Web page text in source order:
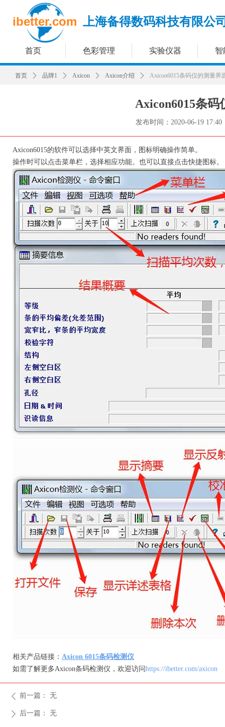
首页 色彩管理 实验仪器 智
ibetter.com 上海备得数码科技有限公
Axicon6015条码
发布时间： 2020-06-19 17:40
Axicon6015的软件可以选择中英文界面，图标明确操作简单。
操作时可以点击菜单栏，选择相应功能。也可以直接点击快捷图标。
相关产品链接： Axicon 6015条码检测仪
如需了解更多Axicon条码检测仪，欢迎访问https://ibetter.com/axicon
首页 ꄲ 品牌1 ꄲ Axicon ꄲ Axicon介绍 ꄲ Axicon6015条码仪的测量界
ꄴ 前一篇： 无
ꄲ 后一篇： 无